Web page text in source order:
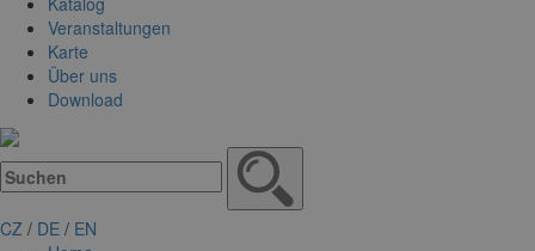
Veranstaltungen
Karte
Über uns
Download
CZ / DE / EN